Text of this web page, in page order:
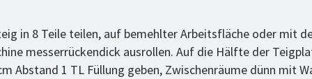
in 8 Teile teilen, auf bemehlter Arbeitsfläche oder mit
messerrückendick ausrollen. Auf die Hälfte der
Abstand 1 TL Füllung geben, Zwischenräume dünn mit